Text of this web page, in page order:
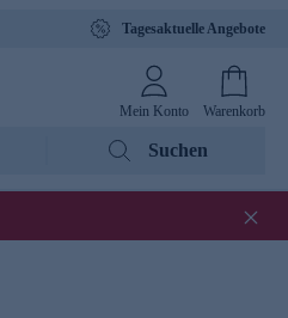
Tagesaktuelle Angebote
Mein Konto Warenkorb
Suchen